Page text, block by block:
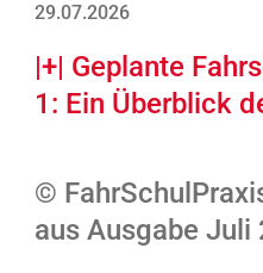
29.07.2026
|+| Geplante
1: Ein Überblick
©
aus Ausgabe Juli